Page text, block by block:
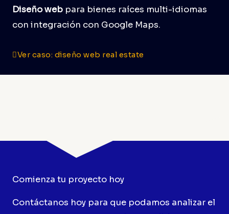
Diseño web para bienes raíces multi-idiomas
con integración con Google Maps.
Ver caso: diseño web real estate
Comienza tu proyecto hoy
Contáctanos hoy para que podamos analizar el